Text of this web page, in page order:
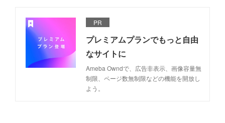
PR
プレミアムプランでもっと自由
なサイトに
Ameba Owndで、広告非表示、画像容量無
制限、ページ数無制限などの機能を開放し
よう。